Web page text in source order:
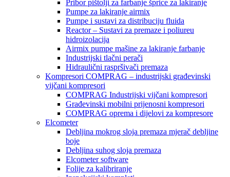
Pribor pištolji za farbanje šprice za lakiranje
Pumpe za lakiranje airmix
Pumpe i sustavi za distribuciju fluida
Reactor – Sustavi za premaze i poliureu
hidroizolacija
Airmix pumpe mašine za lakiranje farbanje
Industrijski tlačni perači
Hidraulični raspršivači premaza
Kompresori COMPRAG – industrijski građevinski
vijčani kompresori
COMPRAG Industrijski vijčani kompresori
Građevinski mobilni prijenosni kompresori
COMPRAG oprema i dijelovi za kompresore
Elcometer
Debljina mokrog sloja premaza mjerač debljine
boje
Debljina suhog sloja premaza
Elcometer software
Folije za kalibriranje